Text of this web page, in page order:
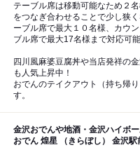
テーブル席は移動可能なため２
をつなぎ合わせることで少し狭
ーブル席で最大１０名様、カウ
ブル席で最大17名様まで対応可能
四川風麻婆豆腐丼や当店発祥の
も人気上昇中！
おでんのテイクアウト（持ち帰
す。
金沢おでんや地酒・金沢ハイボ
おでん 煌星 （きらぼし） 金沢駅